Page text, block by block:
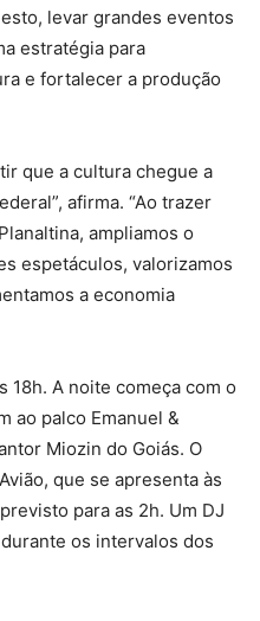
levar grandes eventos
estratégia para
e fortalecer a produção
que a cultura chegue a
afirma. “Ao trazer
ampliamos o
espetáculos, valorizamos
a economia
18h. A noite começa com o
ao palco Emanuel &
Miozin do Goiás. O
que se apresenta às
para as 2h. Um DJ
os intervalos dos